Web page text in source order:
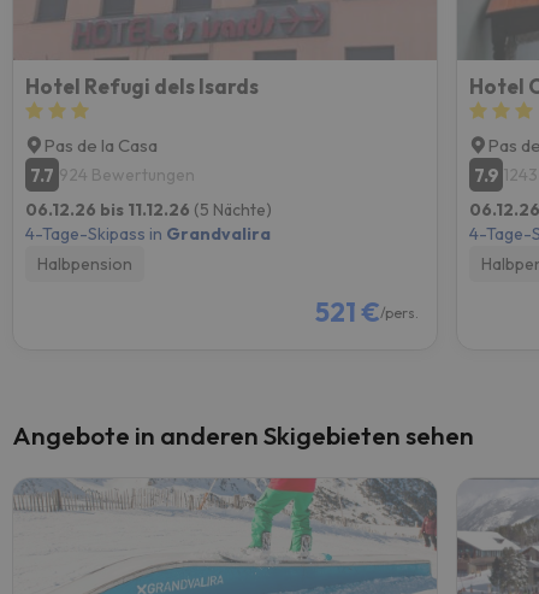
Hotel Refugi dels Isards
Pas de la Casa
7.7 924 Bewertungen
06.12.26 bis 11.12.26 (5 Nächte)
4-Tage-Skipass in Grandvalira
Halbpension
521 €/pers.
Hotel
Pas
7.9
4-Tage-
Angebote in anderen Skigebieten sehen